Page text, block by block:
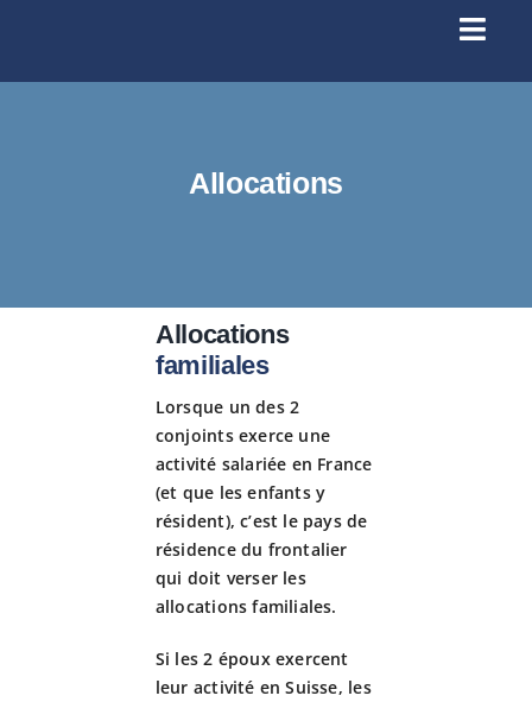
Allocations
Allocations
familiales
Lorsque un des 2
conjoints exerce une
activité salariée en France
(et que les enfants y
résident), c’est le pays de
résidence du frontalier
qui doit verser les
allocations familiales.
Si les 2 époux exercent
leur activité en Suisse, les